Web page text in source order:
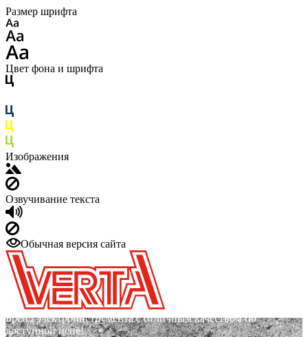
Размер шрифта
Цвет фона и шрифта
Изображения
Озвучивание текста
Обычная версия сайта
Бренд электроинструмента с отличным качеством по
доступной цене!